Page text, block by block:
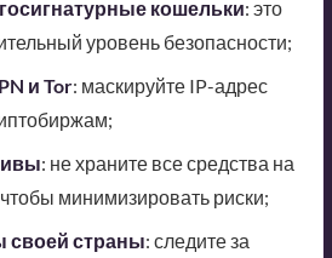
кошельки: это
уровень безопасности;
и Tor: маскируйте IP-адрес
: не храните все средства на
минимизировать риски;
своей страны: следите за